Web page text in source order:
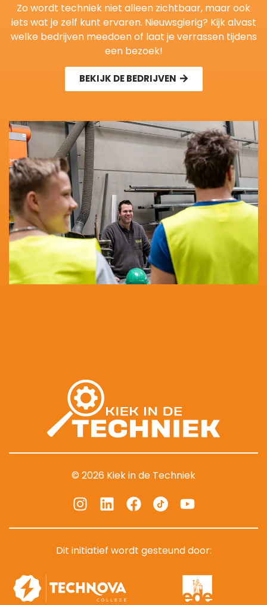
Zo wordt techniek niet alleen zichtbaar, maar ook
iets wat je zelf kunt ervaren. Nieuwsgierig? Kijk alvast
welke bedrijven meedoen of laat je verrassen tijdens
een bezoek!
BEKIJK DE BEDRIJVEN
© 2026 Kiek in de Techniek
Dit initiatief wordt gesteund door: